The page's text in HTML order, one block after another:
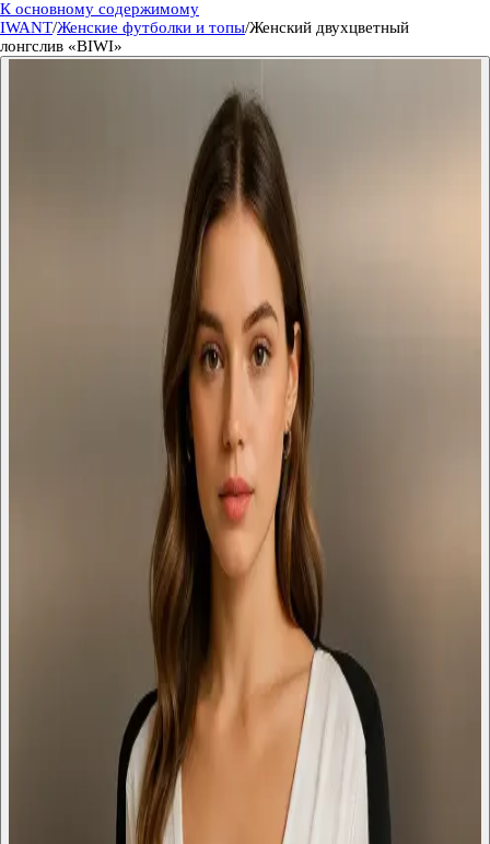
К основному содержимому
IWANT/Женские футболки и топы/Женский двухцветный
лонгслив «BIWI»